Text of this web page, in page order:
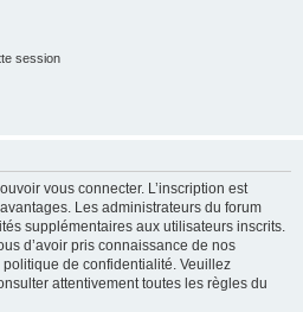
session
vous connecter. L’inscription est
Les administrateurs du forum
supplémentaires aux utilisateurs inscrits.
d’avoir pris connaissance de nos
de confidentialité. Veuillez
attentivement toutes les règles du